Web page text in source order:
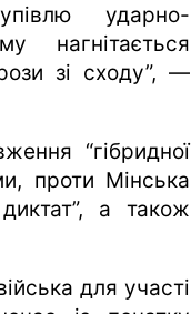
ударно-
нагнітається
зі сходу”, —
“гібридної
проти Мінська
а також
для участі